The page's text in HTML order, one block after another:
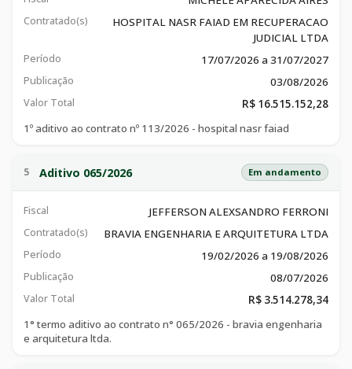
Contratado(s)
HOSPITAL NASR FAIAD EM RECUPERACAO
JUDICIAL LTDA
Período 17/07/2026 a 31/07/2027
Publicação 03/08/2026
Valor Total
R$ 16.515.152,28
1º aditivo ao contrato nº 113/2026 - hospital nasr faiad
5 Aditivo 065/2026 Em andamento
Fiscal JEFFERSON ALEXSANDRO FERRONI
Contratado(s) BRAVIA ENGENHARIA E ARQUITETURA LTDA
Período 19/02/2026 a 19/08/2026
Publicação 08/07/2026
Valor Total
R$ 3.514.278,34
1° termo aditivo ao contrato n° 065/2026 - bravia engenharia
e arquitetura ltda.